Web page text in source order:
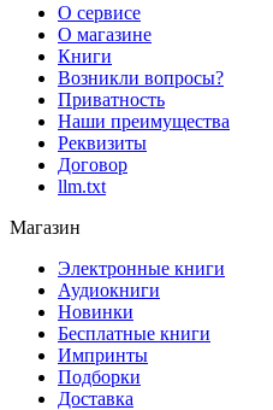
О сервисе
О магазине
Книги
Возникли вопросы?
Приватность
Наши преимущества
Реквизиты
Договор
llm.txt
Магазин
Электронные книги
Аудиокниги
Новинки
Бесплатные книги
Импринты
Подборки
Доставка